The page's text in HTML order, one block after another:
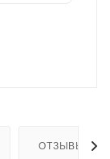
ОТЗЫВЫ